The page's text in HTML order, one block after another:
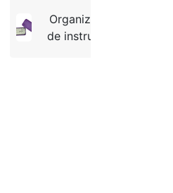
Organizadores
de instrumental